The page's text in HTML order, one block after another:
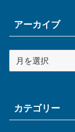
アーカイブ
ー
ブカテゴリー